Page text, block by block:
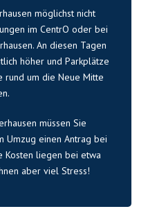
möglichst nicht
im CentrO oder bei
An diesen Tagen
höher und Parkplätze
rund um die Neue Mitte
müssen Sie
Umzug einen Antrag bei
Kosten liegen bei etwa
aber viel Stress!